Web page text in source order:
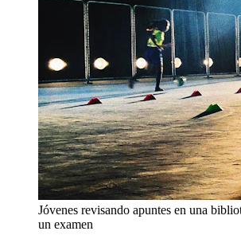
Jóvenes revisando apuntes en una
un examen